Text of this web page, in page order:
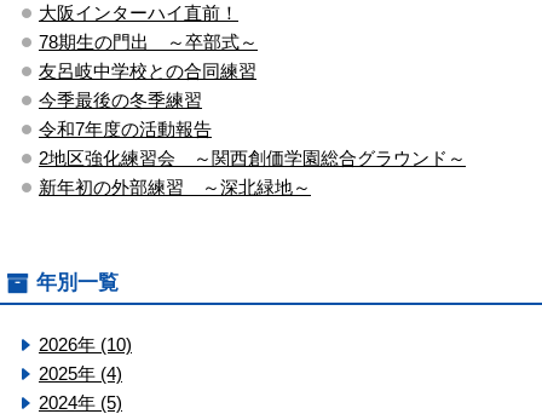
大阪インターハイ直前！
78期生の門出 ～卒部式～
友呂岐中学校との合同練習
今季最後の冬季練習
令和7年度の活動報告
2地区強化練習会 ～関西創価学園総合グラウンド～
新年初の外部練習 ～深北緑地～
年別一覧
2026年 (10)
2025年 (4)
2024年 (5)